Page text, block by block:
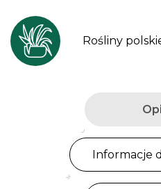
Rośliny
Informacje